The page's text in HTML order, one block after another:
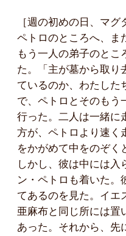
［週の初めの日、マ
ペトロのところへ、ま
もう一人の弟子のとこ
た。「主が墓から取り
ているのか、わたした
で、ペトロとそのもう
行った。二人は一緒に
方が、ペトロより速く
をかがめて中をのぞく
しかし、彼は中には入
ン・ペトロも着いた。
てあるのを見た。イエ
亜麻布と同じ所には置
あった。それから、先